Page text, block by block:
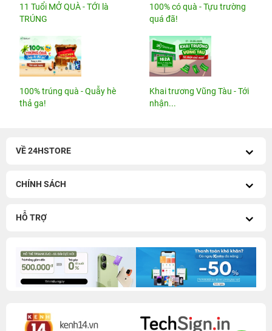
11 Tuổi MỞ QUÀ - TỚI là
TRÚNG
100% có quà - Tựu trường
quá đã!
100% trúng quà - Quẫy hè
thả ga!
Khai trương Vũng Tàu - Tới
nhận...
VỀ 24HSTORE
CHÍNH SÁCH
HỖ TRỢ